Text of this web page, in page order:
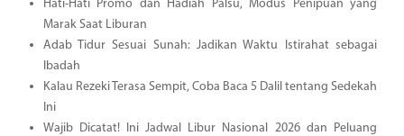
Hati-Hati Promo dan Hadiah Palsu, Modus Penipuan yang
Marak Saat Liburan
Adab Tidur Sesuai Sunah: Jadikan Waktu Istirahat sebagai
Ibadah
Kalau Rezeki Terasa Sempit, Coba Baca 5 Dalil tentang Sedekah
Ini
Wajib Dicatat! Ini Jadwal Libur Nasional 2026 dan Peluang